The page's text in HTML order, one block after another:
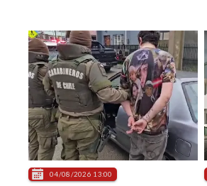
04/08/2026 13:00